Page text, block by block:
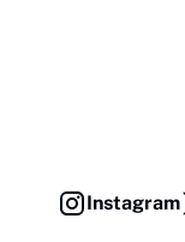
Instagram